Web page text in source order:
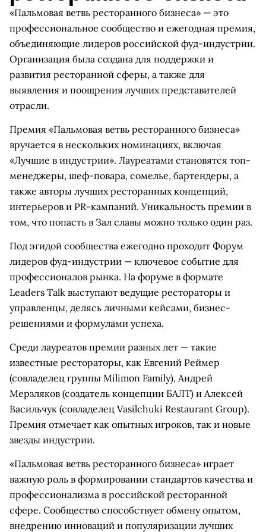
«Пальмовая ветвь ресторанного бизнеса» — это
профессиональное сообщество и ежегодная премия,
объединяющие лидеров российской фуд-индустрии.
Организация была создана для поддержки и
развития ресторанной сферы, а также для
выявления и поощрения лучших представителей
отрасли.
Премия «Пальмовая ветвь ресторанного бизнеса»
вручается в нескольких номинациях, включая
«Лучшие в индустрии». Лауреатами становятся топ-
менеджеры, шеф-повара, сомелье, бартендеры, а
также авторы лучших ресторанных концепций,
интерьеров и PR-кампаний. Уникальность премии в
том, что попасть в Зал славы можно только один раз.
Под эгидой сообщества ежегодно проходит Форум
лидеров фуд-индустрии — ключевое событие для
профессионалов рынка. На форуме в формате
Leaders Talk выступают ведущие рестораторы и
управленцы, делясь личными кейсами, бизнес-
решениями и формулами успеха.
Среди лауреатов премии разных лет — такие
известные рестораторы, как Евгений Реймер
(совладелец группы Milimon Family), Андрей
Мерзляков (создатель концепции БАЛТ) и Алексей
Васильчук (совладелец Vasilchuki Restaurant Group).
Премия отмечает как опытных игроков, так и новые
звезды индустрии.
«Пальмовая ветвь ресторанного бизнеса» играет
важную роль в формировании стандартов качества и
профессионализма в российской ресторанной
сфере. Сообщество способствует обмену опытом,
внедрению инноваций и популяризации лучших